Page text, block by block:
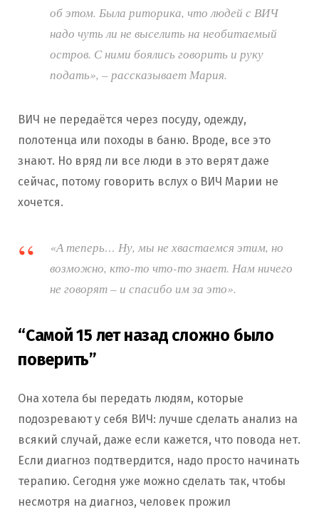
об этом. Была риторика, что людей с ВИЧ
надо чуть ли не выселить на необитаемый
остров. С ними боялись говорить и руку
подать», – рассказывает Мария.
ВИЧ не передаётся через посуду, одежду,
полотенца или походы в баню. Вроде, все это
знают. Но вряд ли все люди в это верят даже
сейчас, потому говорить вслух о ВИЧ Марии не
хочется.
«А теперь… Ну, мы не хвастаемся этим, но
возможно, кто-то что-то знает. Нам ничего
не говорят – и спасибо им за это».
“Самой 15 лет назад сложно было
поверить”
Она хотела бы передать людям, которые
подозревают у себя ВИЧ: лучше сделать анализ на
всякий случай, даже если кажется, что повода нет.
Если диагноз подтвердится, надо просто начинать
терапию. Сегодня уже можно сделать так, чтобы
несмотря на диагноз, человек прожил